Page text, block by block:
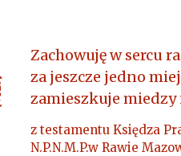
Zachowuję w sercu
za jeszcze jedno
zamieszkuje miedzy
z testamentu Księdza
N.P.N.M.P.w Rawie